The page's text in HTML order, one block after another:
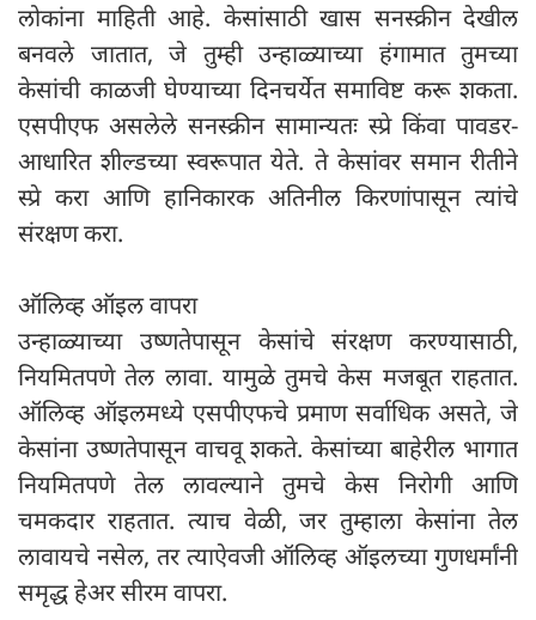
लोकांना माहिती आहे. केसांसाठी खास सनस्क्रीन देखील
बनवले जातात, जे तुम्ही उन्हाळ्याच्या हंगामात तुमच्या
केसांची काळजी घेण्याच्या दिनचर्येत समाविष्ट करू शकता.
एसपीएफ असलेले सनस्क्रीन सामान्यतः स्प्रे किंवा पावडर-
आधारित शील्डच्या स्वरूपात येते. ते केसांवर समान रीतीने
स्प्रे करा आणि हानिकारक अतिनील किरणांपासून त्यांचे
संरक्षण करा.
ऑलिव्ह ऑइल वापरा
उन्हाळ्याच्या उष्णतेपासून केसांचे संरक्षण करण्यासाठी,
नियमितपणे तेल लावा. यामुळे तुमचे केस मजबूत राहतात.
ऑलिव्ह ऑइलमध्ये एसपीएफचे प्रमाण सर्वाधिक असते, जे
केसांना उष्णतेपासून वाचवू शकते. केसांच्या बाहेरील भागात
नियमितपणे तेल लावल्याने तुमचे केस निरोगी आणि
चमकदार राहतात. त्याच वेळी, जर तुम्हाला केसांना तेल
लावायचे नसेल, तर त्याऐवजी ऑलिव्ह ऑइलच्या गुणधर्मांनी
समृद्ध हेअर सीरम वापरा.